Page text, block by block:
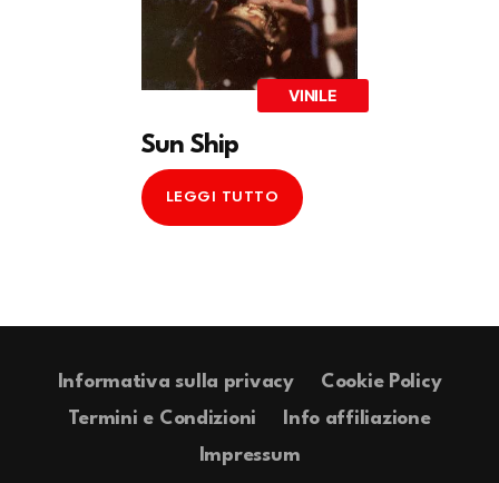
VINILE
Sun Ship
LEGGI TUTTO
Informativa sulla privacy
Cookie Policy
Termini e Condizioni
Info affiliazione
Impressum